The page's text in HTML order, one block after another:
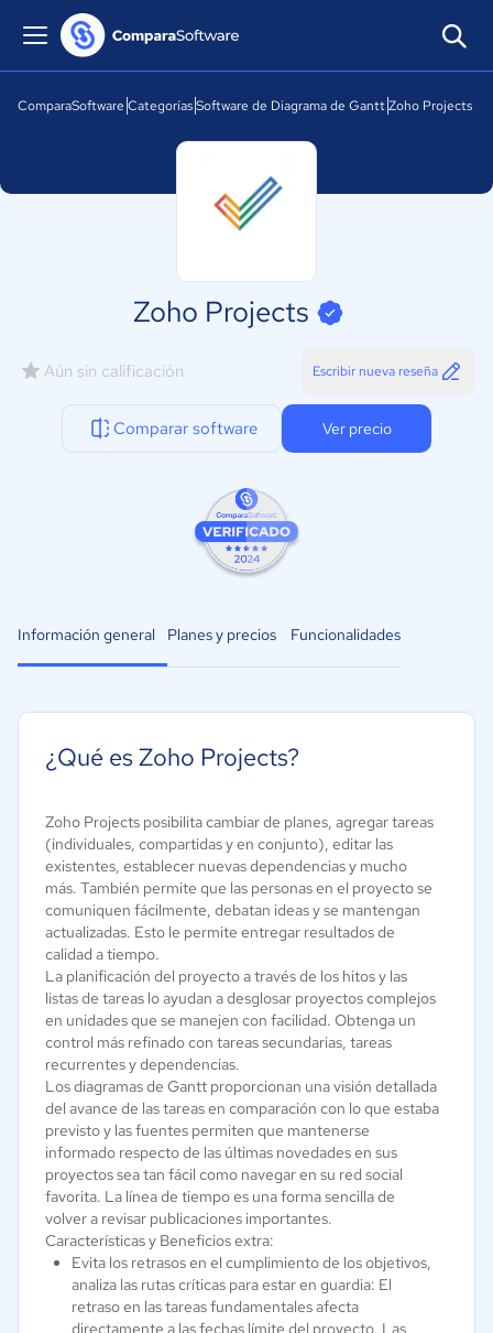
ComparaSoftware CategoríasSoftware de Diagrama de GanttZoho Projects
Zoho Projects
Aún sin calificación Escribir nueva reseña
Comparar software Ver precio
Información general Planes y precios Funcionalidades
¿Qué es Zoho Projects?
Zoho Projects posibilita cambiar de planes, agregar tareas
(individuales, compartidas y en conjunto), editar las
existentes, establecer nuevas dependencias y mucho
más. También permite que las personas en el proyecto se
comuniquen fácilmente, debatan ideas y se mantengan
actualizadas. Esto le permite entregar resultados de
calidad a tiempo.
La planificación del proyecto a través de los hitos y las
listas de tareas lo ayudan a desglosar proyectos complejos
en unidades que se manejen con facilidad. Obtenga un
control más refinado con tareas secundarias, tareas
recurrentes y dependencias.
Los diagramas de Gantt proporcionan una visión detallada
del avance de las tareas en comparación con lo que estaba
previsto y las fuentes permiten que mantenerse
informado respecto de las últimas novedades en sus
proyectos sea tan fácil como navegar en su red social
favorita. La línea de tiempo es una forma sencilla de
volver a revisar publicaciones importantes.
Características y Beneficios extra:
Evita los retrasos en el cumplimiento de los objetivos,
analiza las rutas críticas para estar en guardia: El
retraso en las tareas fundamentales afecta
directamente a las fechas límite del proyecto. Las